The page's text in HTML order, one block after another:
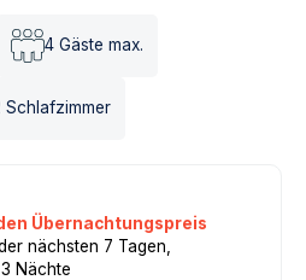
4 Gäste max.
Schlafzimmer
Übernachtungspreis
nächsten 7 Tagen,
Nächte